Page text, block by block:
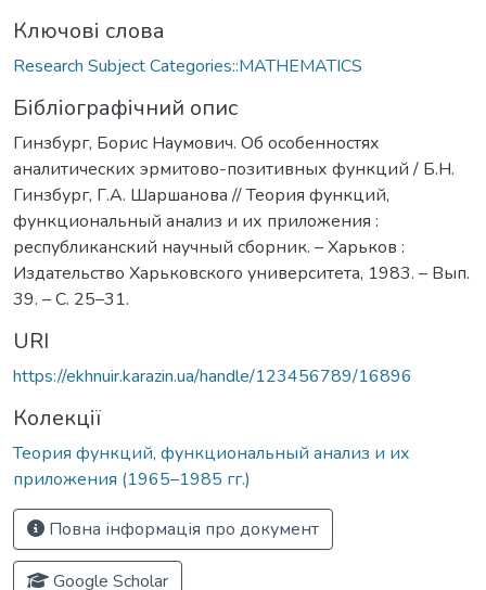
Ключові слова
Research Subject Categories::MATHEMATICS
Бібліографічний опис
Гинзбург, Борис Наумович. Об особенностях
аналитических эрмитово-позитивных функций / Б.Н.
Гинзбург, Г.А. Шаршанова // Теория функций,
функциональный анализ и их приложения :
республиканский научный сборник. – Харьков :
Издательство Харьковского университета, 1983. – Вып.
39. – С. 25–31.
URI
https://ekhnuir.karazin.ua/handle/123456789/16896
Колекції
Теория функций, функциональный анализ и их
приложения (1965–1985 гг.)
Повна інформація про документ
Google Scholar